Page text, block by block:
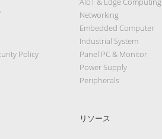
Policy
Networking
Embedded Computer
Industrial System
Panel PC & Monitor
Power Supply
Peripherals
リソース